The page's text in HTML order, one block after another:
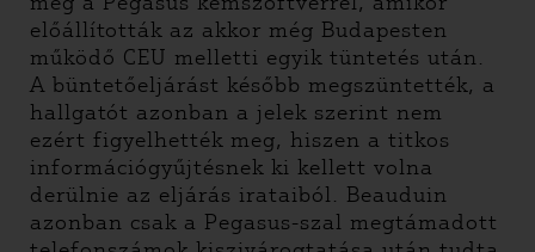
előállították az akkor még Budapesten
működő CEU melletti egyik tüntetés után.
A büntetőeljárást később megszüntették, a
hallgatót azonban a jelek szerint nem
ezért figyelhették meg, hiszen a titkos
információgyűjtésnek ki kellett volna
derülnie az eljárás irataiból. Beauduin
azonban csak a Pegasus-szal megtámadott